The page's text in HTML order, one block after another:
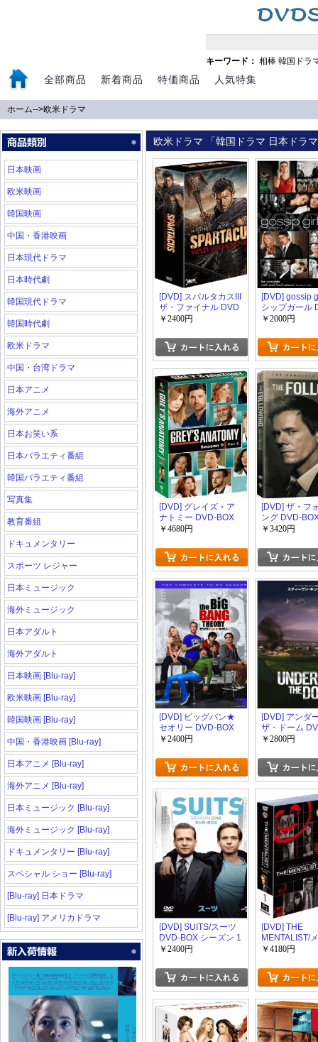
キーワード： 相棒 韓国ドラ
全部商品 新着商品 特価商品 人気特集
ホーム-->欧米ドラマ
日本映画
欧米映画
韓国映画
中国・香港映画
日本現代ドラマ
日本時代劇
韓国現代ドラマ
韓国時代劇
欧米ドラマ
中国・台湾ドラマ
日本アニメ
海外アニメ
日本お笑い系
日本バラエティ番組
韓国バラエティ番組
写真集
教育番組
ドキュメンタリー
スポーツ レジャー
日本ミュージック
海外ミュージック
日本アダルト
海外アダルト
日本映画 [Blu-ray]
欧米映画 [Blu-ray]
韓国映画 [Blu-ray]
中国・香港映画 [Blu-ray]
日本アニメ [Blu-ray]
海外アニメ [Blu-ray]
日本ミュージック [Blu-ray]
海外ミュージック [Blu-ray]
ドキュメンタリー [Blu-ray]
スペシャル ショー [Blu-ray]
[Blu-ray] 日本ドラマ
[Blu-ray] アメリカドラマ
欧米ドラマ 「韓国ドラマ 日本ドラ
[DVD] スパルタカスIII
ザ・ファイナル DVD
コレクターズBOX
￥2400円
[DVD] gossip
シップガール
BOX 6
￥2000円
[DVD] グレイズ・ア
ナトミー DVD-BOX
シーズン9
￥4680円
[DVD] ザ・フ
ング DVD-
ズン 1
￥3420円
[DVD] ビッグバン★
セオリー DVD-BOX
シーズン 3
￥2400円
[DVD] アンダ
ザ・ドーム
￥2800円
[DVD] SUITS/スーツ
DVD-BOX シーズン 1
￥2400円
[DVD] THE
MENTALIST/
スト DVD-
￥4180円